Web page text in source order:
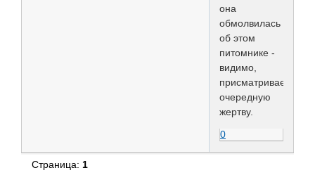
она
обмолвилась
об этом
питомнике -
видимо,
присматривает
очередную
жертву.
0
Страница: 1